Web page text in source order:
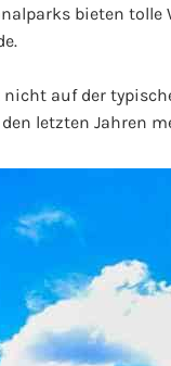
bieten
nicht auf der
letzten Jahren